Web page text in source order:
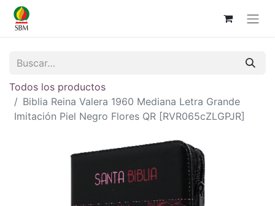
Todos los productos
Biblia Reina Valera 1960 Mediana Letra Grande
Imitación Piel Negro Flores QR [RVR065cZLGPJR]